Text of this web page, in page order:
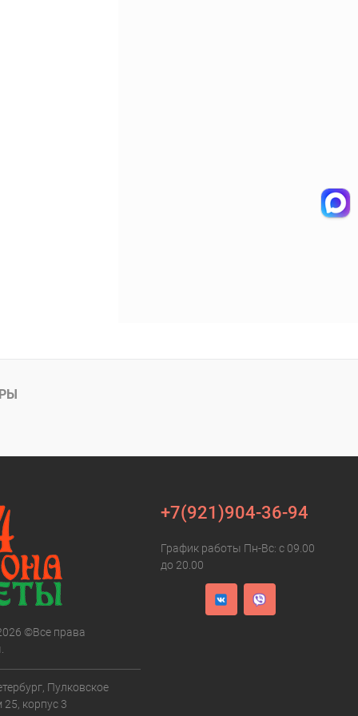
©Все права
Пулковское
корпус 3
+7(921)904-36-94
График работы Пн-Вс: с 09.00
до 20.00